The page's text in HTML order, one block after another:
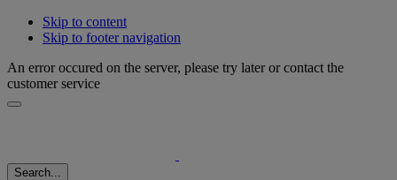
Skip to content
Skip to footer navigation
An error occured on the server, please try later or contact the
customer service
Search...